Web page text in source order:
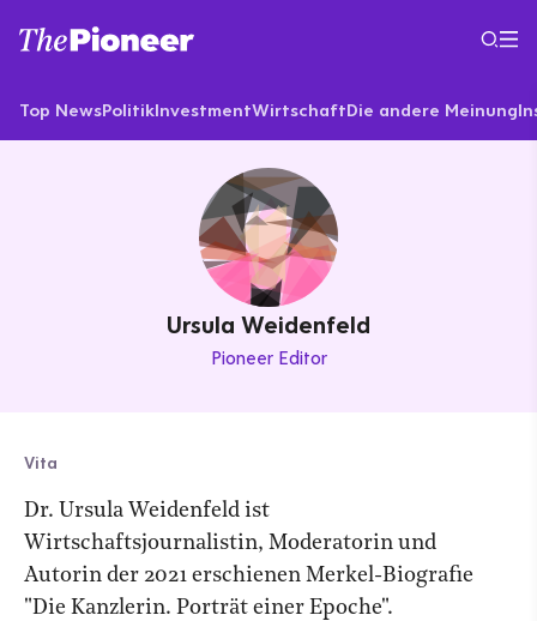
Top NewsPolitikInvestmentWirtschaftDie andere Meinung
Ursula Weidenfeld
Pioneer Editor
Vita
Dr. Ursula Weidenfeld ist
Wirtschaftsjournalistin, Moderatorin und
Autorin der 2021 erschienen Merkel-Biografie
"Die Kanzlerin. Porträt einer Epoche".